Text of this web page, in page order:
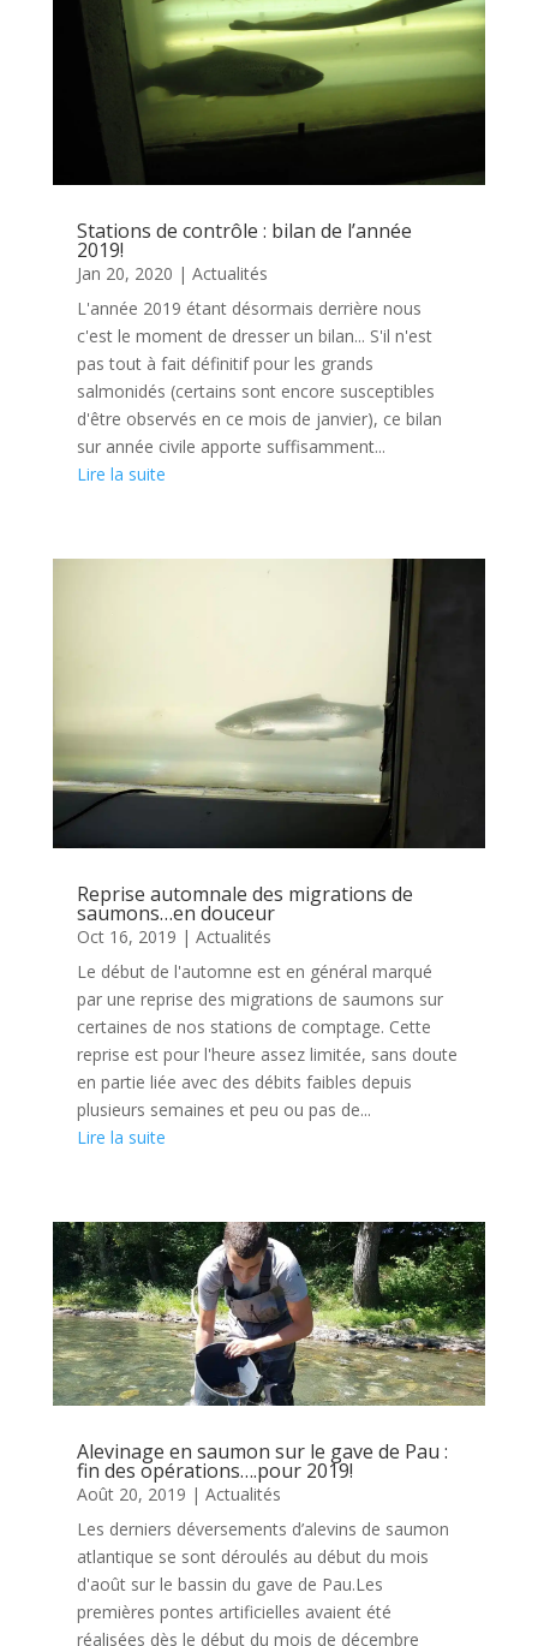
Stations de contrôle : bilan de l’année
2019!
Jan 20, 2020 | Actualités
L'année 2019 étant désormais derrière nous
c'est le moment de dresser un bilan... S'il n'est
pas tout à fait définitif pour les grands
salmonidés (certains sont encore susceptibles
d'être observés en ce mois de janvier), ce bilan
sur année civile apporte suffisamment...
Lire la suite
Reprise automnale des migrations de
saumons…en douceur
Oct 16, 2019 | Actualités
Le début de l'automne est en général marqué
par une reprise des migrations de saumons sur
certaines de nos stations de comptage. Cette
reprise est pour l'heure assez limitée, sans doute
en partie liée avec des débits faibles depuis
plusieurs semaines et peu ou pas de...
Lire la suite
Alevinage en saumon sur le gave de Pau :
fin des opérations….pour 2019!
Août 20, 2019 | Actualités
Les derniers déversements d’alevins de saumon
atlantique se sont déroulés au début du mois
d'août sur le bassin du gave de Pau.Les
premières pontes artificielles avaient été
réalisées dès le début du mois de décembre